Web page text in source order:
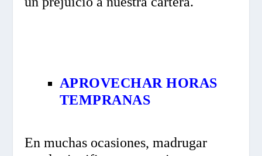
APROVECHAR HORAS
TEMPRANAS
En muchas ocasiones, madrugar